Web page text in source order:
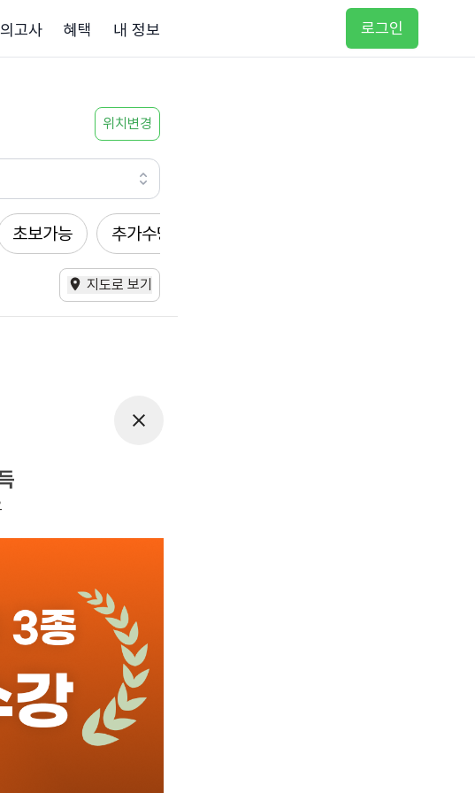
고사 혜택 내 정보 로그인
위치변경
초보가능 추가수당
지도로 보기